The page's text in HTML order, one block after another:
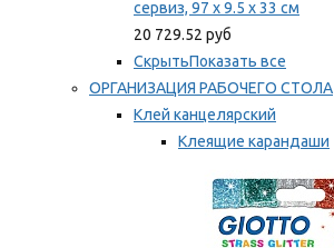
сервиз, 97 x 9.5 x 33 см
20 729.52 руб
СкрытьПоказать все
ОРГАНИЗАЦИЯ РАБОЧЕГО СТОЛА
Клей канцелярский
Клеящие карандаши
Мы рекомендуем